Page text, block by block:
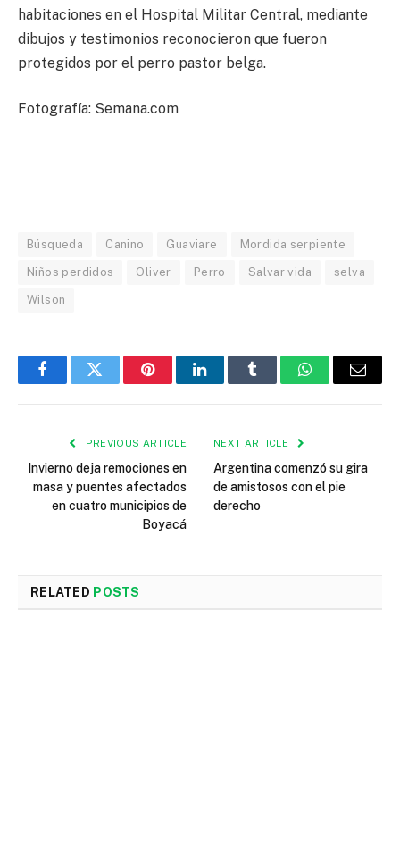
habitaciones en el Hospital Militar Central, mediante
dibujos y testimonios reconocieron que fueron
protegidos por el perro pastor belga.
Fotografía: Semana.com
Búsqueda Canino Guaviare Mordida serpiente
Niños perdidos Oliver Perro Salvar vida selva
Wilson
FacebookTwitter PinterestLinkedInTumblr WhatsAppEmail
PREVIOUS ARTICLE
Invierno deja remociones en
masa y puentes afectados
en cuatro municipios de
Boyacá
NEXT ARTICLE
Argentina comenzó su gira
de amistosos con el pie
derecho
RELATED POSTS